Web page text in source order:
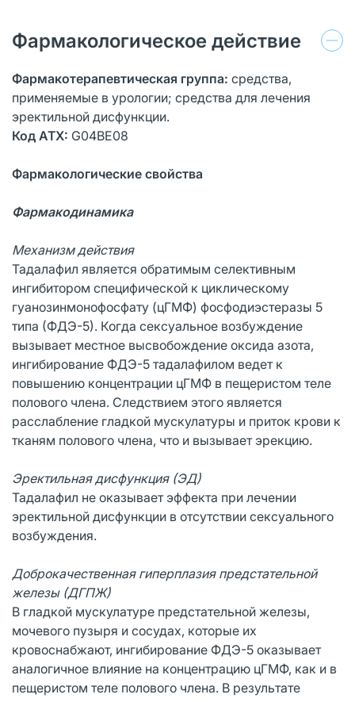
Фармакологическое действие
Фармакотерапевтическая группа: средства,
применяемые в урологии; средства для лечения
эректильной дисфункции.
Код АТХ: G04BE08
Фармакологические свойства
Фармакодинамика
Механизм действия
Тадалафил является обратимым селективным
ингибитором специфической к циклическому
гуанозинмонофосфату (цГМФ) фосфодиэстеразы 5
типа (ФДЭ-5). Когда сексуальное возбуждение
вызывает местное высвобождение оксида азота,
ингибирование ФДЭ-5 тадалафилом ведет к
повышению концентрации цГМФ в пещеристом теле
полового члена. Следствием этого является
расслабление гладкой мускулатуры и приток крови к
тканям полового члена, что и вызывает эрекцию.
Эректильная дисфункция (ЭД)
Тадалафил не оказывает эффекта при лечении
эректильной дисфункции в отсутствии сексуального
возбуждения.
Доброкачественная гиперплазия предстательной
железы (ДГПЖ)
В гладкой мускулатуре предстательной железы,
мочевого пузыря и сосудах, которые их
кровоснабжают, ингибирование ФДЭ-5 оказывает
аналогичное влияние на концентрацию цГМФ, как и в
пещеристом теле полового члена. В результате